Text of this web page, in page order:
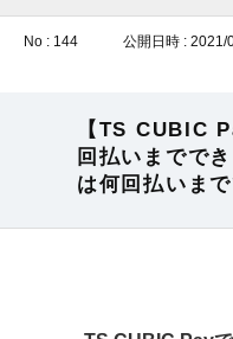
No : 144 公開日時 : 2021/
【TS CUBIC
回払いまでで
は何回払いま